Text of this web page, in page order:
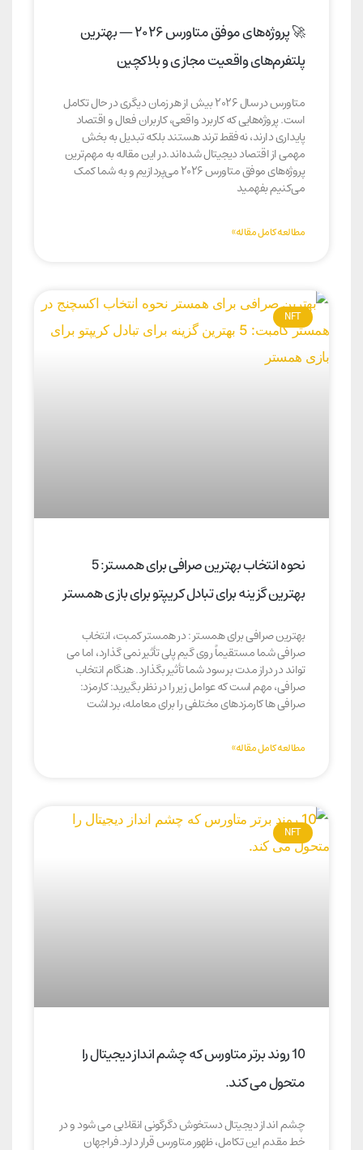
🚀 پروژه‌های موفق متاورس ۲۰۲۶ — بهترین
پلتفرم‌های واقعیت مجازی و بلاکچین
متاورس در سال ۲۰۲۶ بیش از هر زمان دیگری در حال تکامل
است. پروژه‌هایی که کاربرد واقعی، کاربران فعال و اقتصاد
پایداری دارند، نه‌فقط ترند هستند بلکه تبدیل به بخش
مهمی از اقتصاد دیجیتال شده‌اند.در این مقاله به مهم‌ترین
پروژه‌های موفق متاورس ۲۰۲۶ می‌پردازیم و به شما کمک
می‌کنیم بفهمید
مطالعه کامل مقاله»
NFT
نحوه انتخاب بهترین صرافی برای همستر: 5
بهترین گزینه برای تبادل کریپتو برای بازی همستر
بهترین صرافی برای همستر : در همستر کمبت، انتخاب
صرافی شما مستقیماً روی گیم پلی تأثیر نمی گذارد، اما می
تواند در دراز مدت بر سود شما تأثیر بگذارد. هنگام انتخاب
صرافی، مهم است که عوامل زیر را در نظر بگیرید: کارمزد:
صرافی ها کارمزدهای مختلفی را برای معامله، برداشت
مطالعه کامل مقاله»
NFT
10 روند برتر متاورس که چشم انداز دیجیتال را
متحول می کند.
چشم انداز دیجیتال دستخوش دگرگونی انقلابی می شود و در
خط مقدم این تکامل، ظهور متاورس قرار دارد.فراجهان